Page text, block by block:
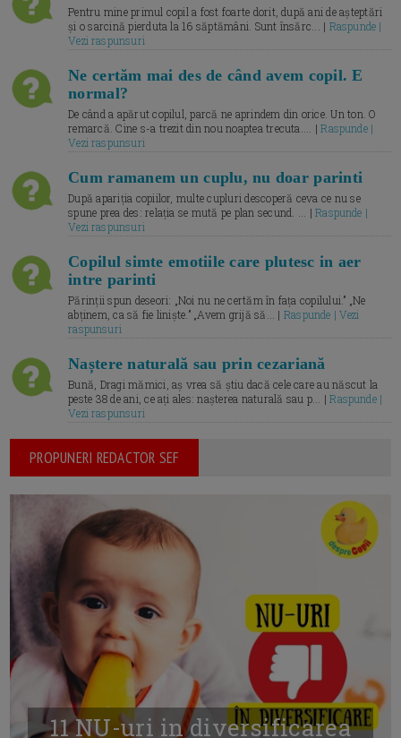
Pentru mine primul copil a fost foarte dorit, după ani de așteptări
și o sarcină pierduta la 16 săptămâni. Sunt însărc... | Raspunde |
Vezi raspunsuri
Ne certăm mai des de când avem copil. E
normal?
De când a apărut copilul, parcă ne aprindem din orice. Un ton. O
remarcă. Cine s-a trezit din nou noaptea trecuta.... |Raspunde |
Vezi raspunsuri
Cum ramanem un cuplu, nu doar parinti
După apariția copiilor, multe cupluri descoperă ceva ce nu se
spune prea des: relația se mută pe plan secund. ... |Raspunde |
Vezi raspunsuri
Copilul simte emotiile care plutesc in aer
intre parinti
Părinții spun deseori: „Noi nu ne certăm în fața copilului.” „Ne
abținem, ca să fie liniște.” „Avem grijă să... | Raspunde | Vezi
raspunsuri
Naștere naturală sau prin cezariană
Bună, Dragi mămici, aș vrea să știu dacă cele care au născut la
peste 38 de ani, ce ați ales: nașterea naturală sau p... |Raspunde |
Vezi raspunsuri
PROPUNERI REDACTOR SEF
11 NU-uri in diversificarea